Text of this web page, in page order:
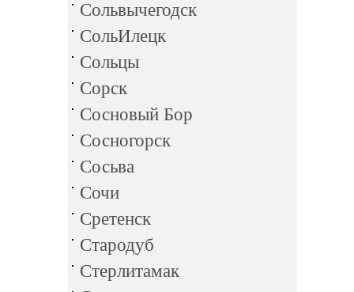
Сольвычегодск
СольИлецк
Сольцы
Сорск
Сосновый Бор
Сосногорск
Сосьва
Сочи
Сретенск
Стародуб
Стерлитамак